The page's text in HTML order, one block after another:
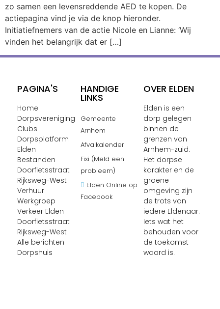
zo samen een levensreddende AED te kopen. De
actiepagina vind je via de knop hieronder.
Initiatiefnemers van de actie Nicole en Lianne: ‘Wij
vinden het belangrijk dat er […]
PAGINA'S
Home
Dorpsvereniging
Clubs
Dorpsplatform
Elden
Bestanden
Doorfietsstraat
Rijksweg-West
Verhuur
Werkgroep
Verkeer Elden
Doorfietsstraat
Rijksweg-West
Alle berichten
Dorpshuis
HANDIGE
LINKS
Gemeente
Arnhem
Afvalkalender
Fixi (Meld een
probleem)
Elden Online op
Facebook
OVER ELDEN
Elden is een
dorp gelegen
binnen de
grenzen van
Arnhem-zuid.
Het dorpse
karakter en de
groene
omgeving zijn
de trots van
iedere Eldenaar.
Iets wat het
behouden voor
de toekomst
waard is.